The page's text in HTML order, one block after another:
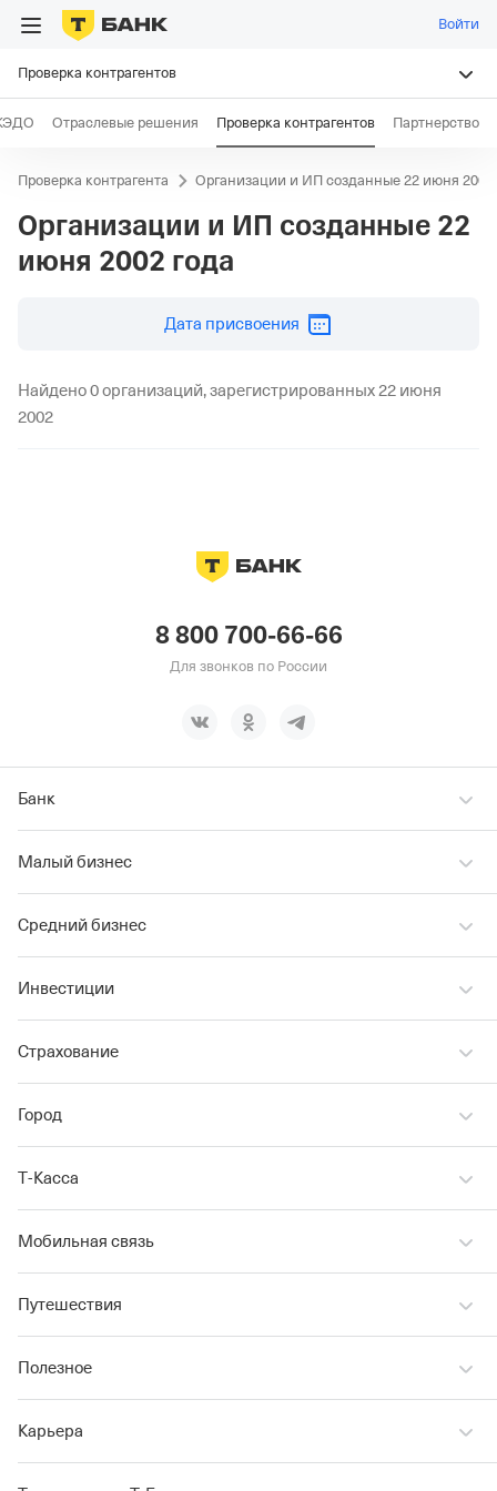
Войти
Проверка контрагентов
Отраслевые решения Проверка контрагентов Партнерство
Проверка контрагента Организации и ИП созданные 22 июня 2002
Организации и ИП созданные 22
июня 2002 года
Дата присвоения
Найдено 0 организаций, зарегистрированных 22 июня
2002
8 800 700-66-66
Для звонков по России
Банк
Малый бизнес
Средний бизнес
Инвестиции
Страхование
Город
Т‑Касса
Мобильная связь
Путешествия
Полезное
Карьера